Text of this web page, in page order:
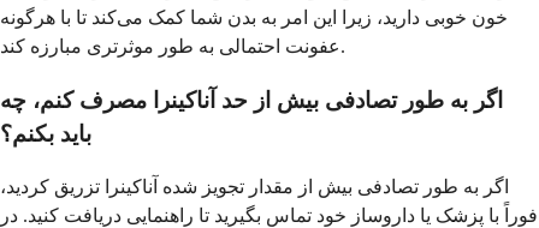
خون خوبی دارید، زیرا این امر به بدن شما کمک می‌کند تا با هرگونه
عفونت احتمالی به طور موثرتری مبارزه کند.
اگر به طور تصادفی بیش از حد آناکینرا مصرف کنم، چه
باید بکنم؟
اگر به طور تصادفی بیش از مقدار تجویز شده آناکینرا تزریق کردید،
فوراً با پزشک یا داروساز خود تماس بگیرید تا راهنمایی دریافت کنید. در